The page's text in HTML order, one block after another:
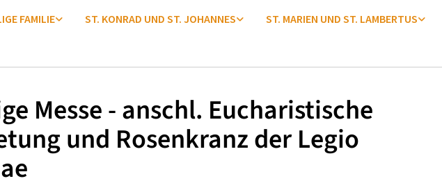
FAMILIE ST. KONRAD UND ST. JOHANNES ST. MARIEN UND ST. LAMBERTUS
Messe - anschl. Eucharistische
und Rosenkranz der Legio